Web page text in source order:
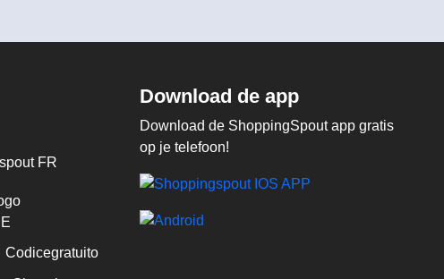
FR
Codicegratuito
Download de app
Download de ShoppingSpout app gratis
op je telefoon!